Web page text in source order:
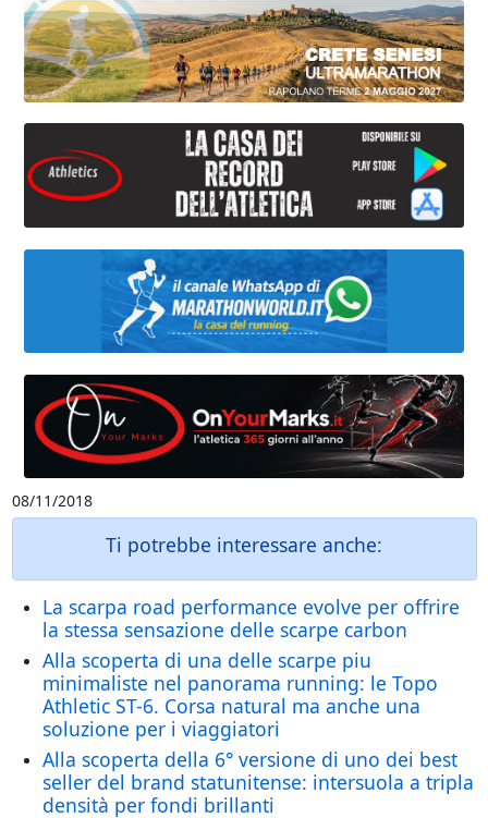
08/11/2018
Ti potrebbe interessare anche:
La scarpa road performance evolve per offrire
la stessa sensazione delle scarpe carbon
Alla scoperta di una delle scarpe piu
minimaliste nel panorama running: le Topo
Athletic ST-6. Corsa natural ma anche una
soluzione per i viaggiatori
Alla scoperta della 6° versione di uno dei best
seller del brand statunitense: intersuola a tripla
densità per fondi brillanti